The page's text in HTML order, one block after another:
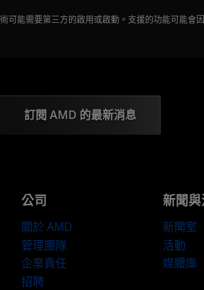
可能需要第三方的啟用或啟動。支援的功能可能會
訂閱 AMD 的最新消息
公司
關於 AMD
管理團隊
企業責任
招聘
新聞
新聞室
活動
媒體庫